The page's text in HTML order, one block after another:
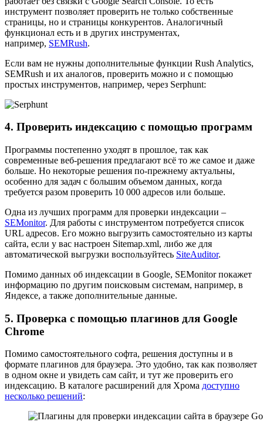
инструмент позволяет проверить не только собственные
страницы, но и страницы конкурентов. Аналогичный
функционал есть и в других инструментах,
например, SEMRush.
Если вам не нужны дополнительные функции Rush Analytics,
SEMRush и их аналогов, проверить можно и с помощью
простых инструментов, например, через Serphunt:
4. Проверить индексацию с помощью программ
Программы постепенно уходят в прошлое, так как
современные веб-решения предлагают всё то же самое и даже
больше. Но некоторые решения по-прежнему актуальны,
особенно для задач с большим объемом данных, когда
требуется разом проверить 10 000 адресов или больше.
Одна из лучших программ для проверки индексации –
SEMonitor. Для работы с инструментом потребуется список
URL адресов. Его можно выгрузить самостоятельно из карты
сайта, если у вас настроен Sitemap.xml, либо же для
автоматической выгрузки воспользуйтесь SiteAuditor.
Помимо данных об индексации в Google, SEMonitor покажет
информацию по другим поисковым системам, например, в
Яндексе, а также дополнительные данные.
5. Проверка с помощью плагинов для Google
Chrome
Помимо самостоятельного софта, решения доступны и в
формате плагинов для браузера. Это удобно, так как позволяет
в одном окне и увидеть сам сайт, и тут же проверить его
индексацию. В каталоге расширений для Хрома доступно
несколько решений: